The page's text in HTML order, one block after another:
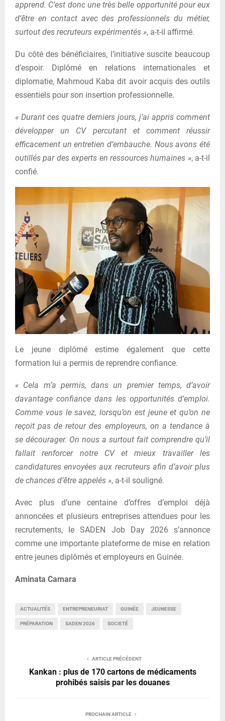
apprend. C’est donc une très belle opportunité pour eux
d’être en contact avec des professionnels du métier,
surtout des recruteurs expérimentés », a-t-il affirmé.
Du côté des bénéficiaires, l’initiative suscite beaucoup
d’espoir. Diplômé en relations internationales et
diplomatie, Mahmoud Kaba dit avoir acquis des outils
essentiels pour son insertion professionnelle.
« Durant ces quatre derniers jours, j’ai appris comment
développer un CV percutant et comment réussir
efficacement un entretien d’embauche. Nous avons été
outillés par des experts en ressources humaines », a-t-il
confié.
Le jeune diplômé estime également que cette
formation lui a permis de reprendre confiance.
« Cela m’a permis, dans un premier temps, d’avoir
davantage confiance dans les opportunités d’emploi.
Comme vous le savez, lorsqu’on est jeune et qu’on ne
reçoit pas de retour des employeurs, on a tendance à
se décourager. On nous a surtout fait comprendre qu’il
fallait renforcer notre CV et mieux travailler les
candidatures envoyées aux recruteurs afin d’avoir plus
de chances d’être appelés », a-t-il souligné.
Avec plus d’une centaine d’offres d’emploi déjà
annoncées et plusieurs entreprises attendues pour les
recrutements, le SADEN Job Day 2026 s’annonce
comme une importante plateforme de mise en relation
entre jeunes diplômés et employeurs en Guinée.
Aminata Camara
ACTUALITÉS ENTREPRENEURIAT GUINÉE JEUNESSE
PRÉPARATION SADEN 2026 SOCIETÉ
ARTICLE PRÉCÉDENT
Kankan : plus de 170 cartons de médicaments
prohibés saisis par les douanes
PROCHAIN ARTICLE